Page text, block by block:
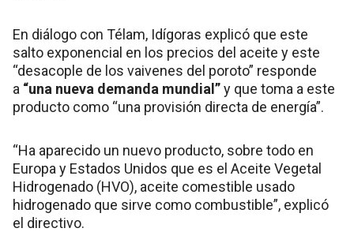
En diálogo con Télam, Idígoras explicó que este
salto exponencial en los precios del aceite y este
“desacople de los vaivenes del poroto” responde
a “una nueva demanda mundial”y que toma a este
producto como “una provisión directa de energía”.
“Ha aparecido un nuevo producto, sobre todo en
Europa y Estados Unidos que es el Aceite Vegetal
Hidrogenado (HVO), aceite comestible usado
hidrogenado que sirve como combustible”, explicó
el directivo.